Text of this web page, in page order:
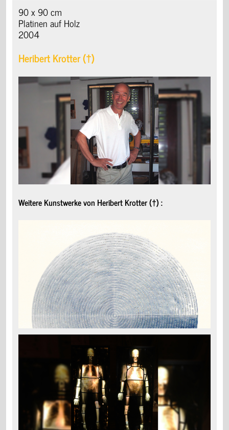
90 x 90 cm
Platinen auf Holz
2004
Heribert Krotter (†)
Weitere Kunstwerke von Heribert Krotter (†) :